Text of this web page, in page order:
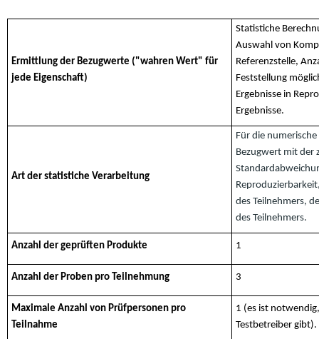
Ermittlung der Bezugwerte ("wahren Wert" für
jede Eigenschaft)
Statistiche
Auswahl von
Referenzstelle,
Feststellung
Ergebnisse in
Ergebnisse.
Art der statistiche Verarbeitung
Für die
Bezugwert mit der
des Teilnehmers,
des Teilnehmers.
Anzahl der geprüften Produkte 1
Anzahl der Proben pro Teilnehmung 3
Maximale Anzahl von Prüfpersonen pro
Teilnahme
1 (es ist
Testbetreiber gibt).